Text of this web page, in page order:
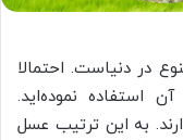
در دنیاست. احتمالا
استفاده نموده‌اید.
به این ترتیب عسل